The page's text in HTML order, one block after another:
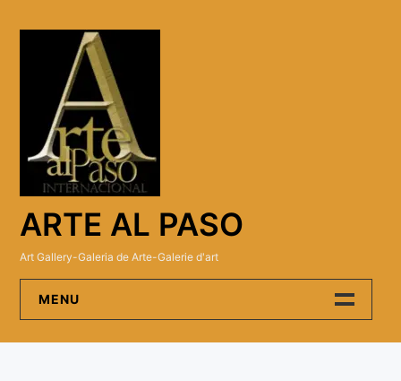
ARTE AL PASO
Art Gallery-Galeria de Arte-Galerie d'art
MENU